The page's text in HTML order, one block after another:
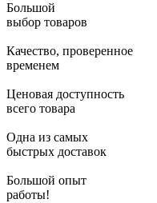
Большой
выбор товаров
Качество, проверенное
временем
Ценовая доступность
всего товара
Одна из самых
быстрых доставок
Большой опыт
работы!